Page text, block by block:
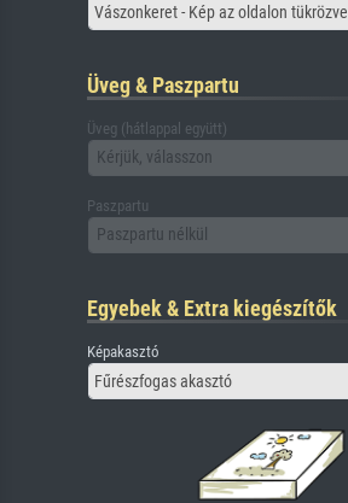
Vászonkeret - Kép az oldalon tükrözve
Üveg & Paszpartu
Üveg (hátlappal együtt)
Kérjük, válasszon
Paszpartu
Paszpartu nélkül
Egyebek & Extra kiegészítők
Képakasztó
Fűrészfogas akasztó